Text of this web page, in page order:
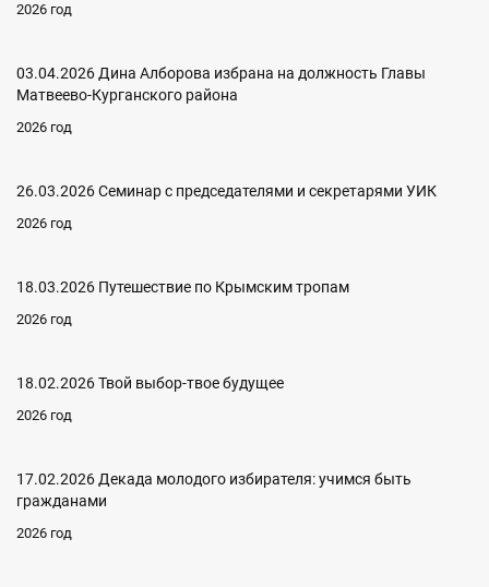
2026 год
03.04.2026 Дина Алборова избрана на должность Главы
Матвеево-Курганского района
2026 год
26.03.2026 Семинар с председателями и секретарями УИК
2026 год
18.03.2026 Путешествие по Крымским тропам
2026 год
18.02.2026 Твой выбор-твое будущее
2026 год
17.02.2026 Декада молодого избирателя: учимся быть
гражданами
2026 год